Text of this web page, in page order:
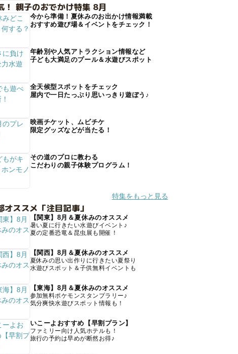
！ 親子のおでかけ特集 8月
今から準備！夏休みのお出かけ情報満載
おすすめ遊び場＆イベントをチェック！
年齢別や人気アトラクション情報など
子ども大満足のプール＆水遊びスポット
全天候型スポットをチェック
屋内で一日たっぷり思いっきり遊ぼう♪
映画チケット、ムビチケ
限定グッズなどが当たる！
その道のプロに教わる
こだわりの親子体験プログラム！
特集をもっと見る
オススメ「注目記事」
【関東】8月＆夏休みのオススメ
暑い夏に行きたい水遊びイベント♪
夏の定番恐竜＆昆虫展も開催！
【関西】8月＆夏休みのオススメ
夏休みの思い出作りに行きたい夏祭り
水遊びスポット＆子供無料イベントも
【東海】8月＆夏休みのオススメ
参加無料ポケモンスタンプラリー♪
気分爽快水遊びスポット情報も！
いこーよおすすめ【早割プラン】
ファミリー向け人気ホテルも！
旅行の予約は早めが断然お得♪